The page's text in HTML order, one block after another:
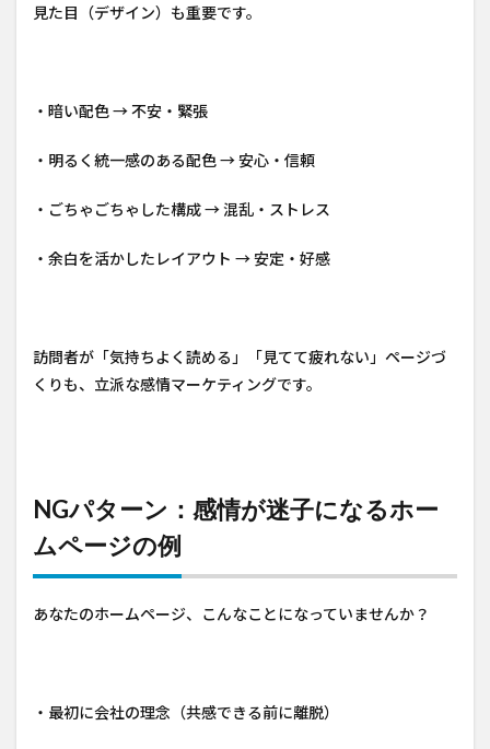
見た目（デザイン）も重要です。
・暗い配色 → 不安・緊張
・明るく統一感のある配色 → 安心・信頼
・ごちゃごちゃした構成 → 混乱・ストレス
・余白を活かしたレイアウト → 安定・好感
訪問者が「気持ちよく読める」「見てて疲れない」ページづ
くりも、立派な感情マーケティングです。
NGパターン：感情が迷子になるホー
ムページの例
あなたのホームページ、こんなことになっていませんか？
・最初に会社の理念（共感できる前に離脱）